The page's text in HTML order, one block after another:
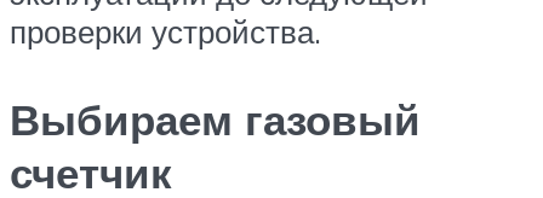
проверки устройства.
Выбираем газовый
счетчик